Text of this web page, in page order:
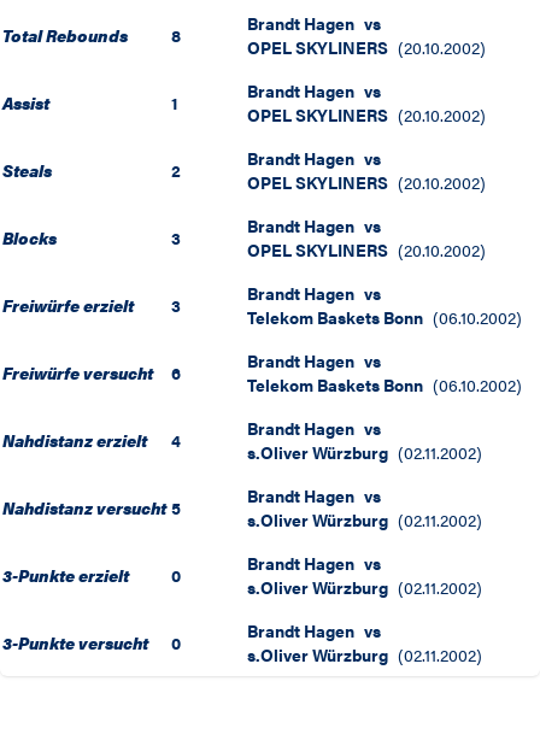
Total Rebounds 8 Brandt Hagen vs
OPEL SKYLINERS (20.10.2002)
Assist 1 Brandt Hagen vs
OPEL SKYLINERS (20.10.2002)
Steals 2 Brandt Hagen vs
OPEL SKYLINERS (20.10.2002)
Blocks 3 Brandt Hagen vs
OPEL SKYLINERS (20.10.2002)
Freiwürfe erzielt 3 Brandt Hagen vs
Telekom Baskets Bonn (06.10.2002)
Freiwürfe versucht 6 Brandt Hagen vs
Telekom Baskets Bonn (06.10.2002)
Nahdistanz erzielt 4 Brandt Hagen vs
s.Oliver Würzburg (02.11.2002)
Nahdistanz versucht 5 Brandt Hagen vs
s.Oliver Würzburg (02.11.2002)
3-Punkte erzielt 0 Brandt Hagen vs
s.Oliver Würzburg (02.11.2002)
3-Punkte versucht 0 Brandt Hagen vs
s.Oliver Würzburg (02.11.2002)